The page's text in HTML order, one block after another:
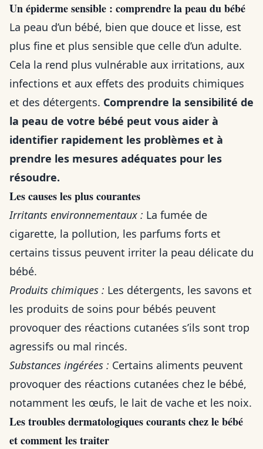
Un épiderme sensible : comprendre la peau du bébé
La peau d’un bébé, bien que douce et lisse, est
plus fine et plus sensible que celle d’un adulte.
Cela la rend plus vulnérable aux irritations, aux
infections et aux effets des produits chimiques
et des détergents. Comprendre la sensibilité de
la peau de votre bébé peut vous aider à
identifier rapidement les problèmes et à
prendre les mesures adéquates pour les
résoudre.
Les causes les plus courantes
Irritants environnementaux : La fumée de
cigarette, la pollution, les parfums forts et
certains tissus peuvent irriter la peau délicate du
bébé.
Produits chimiques : Les détergents, les savons et
les produits de soins pour bébés peuvent
provoquer des réactions cutanées s’ils sont trop
agressifs ou mal rincés.
Substances ingérées : Certains aliments peuvent
provoquer des réactions cutanées chez le bébé,
notamment les œufs, le lait de vache et les noix.
Les troubles dermatologiques courants chez le bébé
et comment les traiter